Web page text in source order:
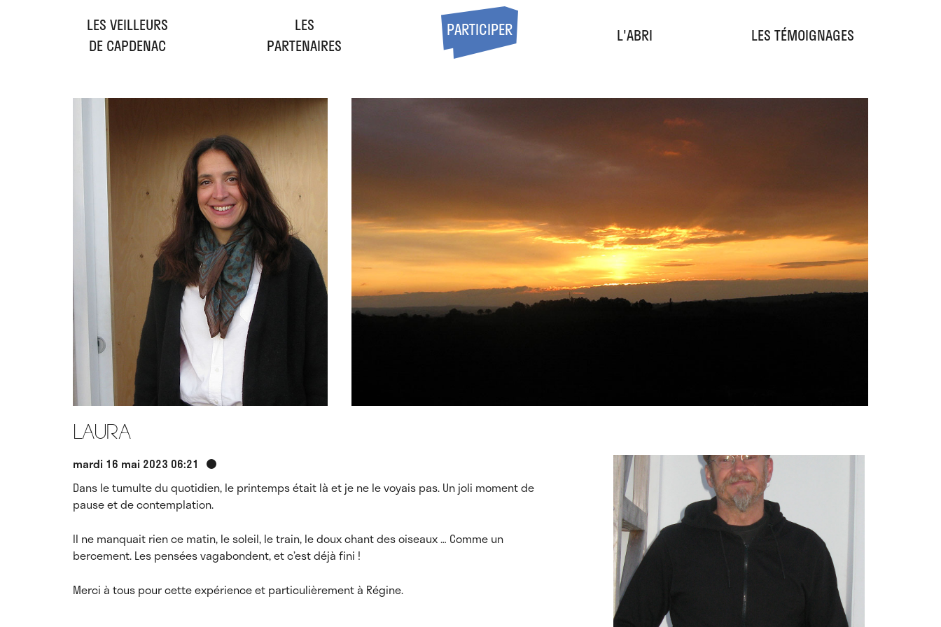
LES VEILLEURS
DE CAPDENAC
LES
PARTENAIRES
PARTICIPER L'ABRI LES TÉMOIGNAGES
Laura
mardi 16 mai 2023 06:21
Dans le tumulte du quotidien, le printemps était là et je ne le voyais pas. Un joli moment de
pause et de contemplation.
Il ne manquait rien ce matin, le soleil, le train, le doux chant des oiseaux … Comme un
bercement. Les pensées vagabondent, et c’est déjà fini !
Merci à tous pour cette expérience et particulièrement à Régine.